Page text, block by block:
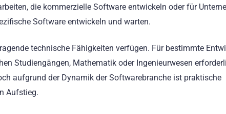
die kommerzielle Software entwickeln oder für
Software entwickeln und warten.
technische Fähigkeiten verfügen. Für bestimmte
Studiengängen, Mathematik oder Ingenieurwesen
aufgrund der Dynamik der Softwarebranche ist praktische
Aufstieg.